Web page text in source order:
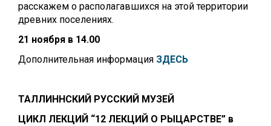
расскажем о располагавшихся на этой территории
древних поселениях.
21 ноября в 14.00
Дополнительная информация ЗДЕСЬ
ТАЛЛИННСКИЙ РУССКИЙ МУЗЕЙ
ЦИКЛ ЛЕКЦИЙ “12 ЛЕКЦИЙ О РЫЦАРСТВЕ” в